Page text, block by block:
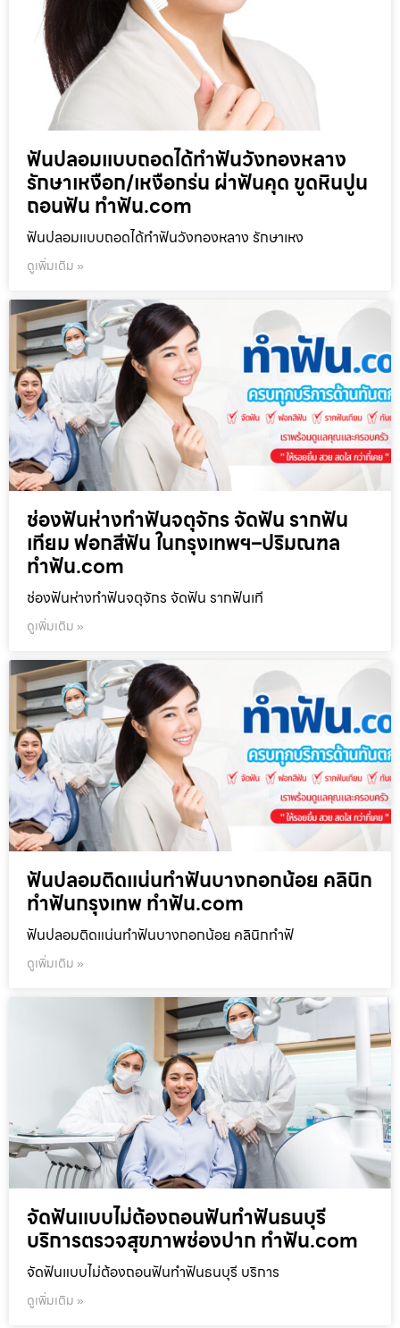
ฟันปลอมแบบถอดได้ทำฟันวังทองหลาง
รักษาเหงือก/เหงือกร่น ผ่าฟันคุด ขูดหินปูน
ถอนฟัน ทำฟัน.com
ฟันปลอมแบบถอดได้ทำฟันวังทองหลาง รักษาเหง
ดูเพิ่มเติม »
ช่องฟันห่างทำฟันจตุจักร จัดฟัน รากฟัน
เทียม ฟอกสีฟัน ในกรุงเทพฯ–ปริมณฑล
ทำฟัน.com
ช่องฟันห่างทำฟันจตุจักร จัดฟัน รากฟันเที
ดูเพิ่มเติม »
ฟันปลอมติดแน่นทำฟันบางกอกน้อย คลินิก
ทำฟันกรุงเทพ ทำฟัน.com
ฟันปลอมติดแน่นทำฟันบางกอกน้อย คลินิกทำฟั
ดูเพิ่มเติม »
จัดฟันแบบไม่ต้องถอนฟันทำฟันธนบุรี
บริการตรวจสุขภาพช่องปาก ทำฟัน.com
จัดฟันแบบไม่ต้องถอนฟันทำฟันธนบุรี บริการ
ดูเพิ่มเติม »